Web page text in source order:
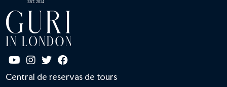
Central de reservas de tours